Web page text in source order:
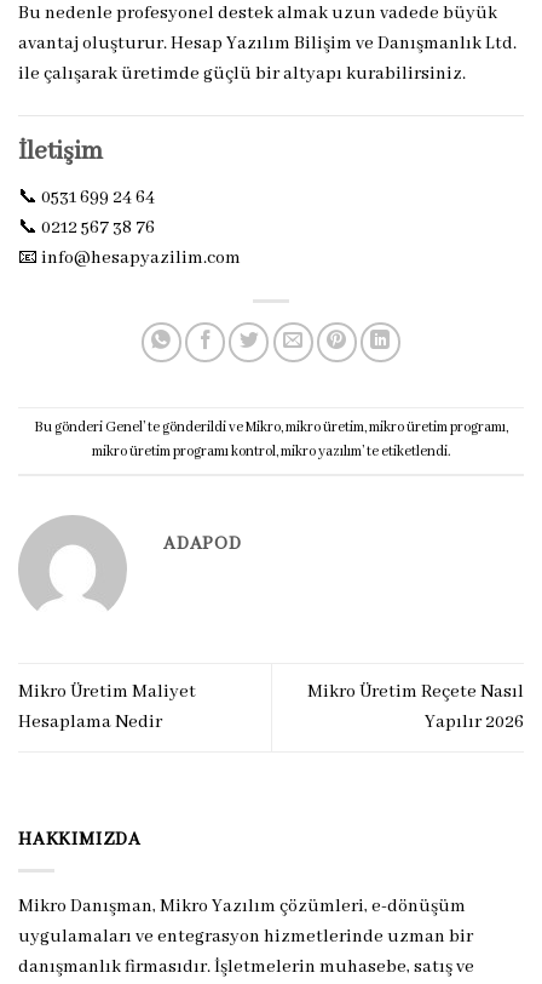
Bu nedenle profesyonel destek almak uzun vadede büyük
avantaj oluşturur. Hesap Yazılım Bilişim ve Danışmanlık Ltd.
ile çalışarak üretimde güçlü bir altyapı kurabilirsiniz.
İletişim
📞 0531 699 24 64
📞 0212 567 38 76
📧 info@hesapyazilim.com
Bu gönderi Genel’ te gönderildi veMikro,mikro üretim,mikro üretim programı,
mikro üretim programı kontrol,mikro yazılım’ te etiketlendi.
ADAPOD
Mikro Üretim Maliyet
Hesaplama Nedir
Mikro Üretim Reçete Nasıl
Yapılır 2026
HAKKIMIZDA
Mikro Danışman, Mikro Yazılım çözümleri, e-dönüşüm
uygulamaları ve entegrasyon hizmetlerinde uzman bir
danışmanlık firmasıdır. İşletmelerin muhasebe, satış ve